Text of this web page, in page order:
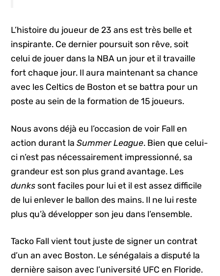
L’histoire du joueur de 23 ans est très belle et
inspirante. Ce dernier poursuit son rêve, soit
celui de jouer dans la NBA un jour et il travaille
fort chaque jour. Il aura maintenant sa chance
avec les Celtics de Boston et se battra pour un
poste au sein de la formation de 15 joueurs.
Nous avons déjà eu l’occasion de voir Fall en
action durant laSummer League. Bien que celui-
ci n’est pas nécessairement impressionné, sa
grandeur est son plus grand avantage. Les
dunks sont faciles pour lui et il est assez difficile
de lui enlever le ballon des mains. Il ne lui reste
plus qu’à développer son jeu dans l’ensemble.
Tacko Fall vient tout juste de signer un contrat
d’un an avec Boston. Le sénégalais a disputé la
dernière saison avec l’université UFC en Floride.